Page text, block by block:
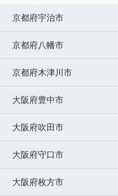
京都府宇治市
京都府八幡市
京都府木津川市
大阪府豊中市
大阪府吹田市
大阪府守口市
大阪府枚方市